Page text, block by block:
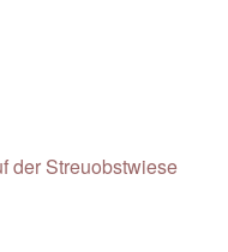
der Streuobstwiese